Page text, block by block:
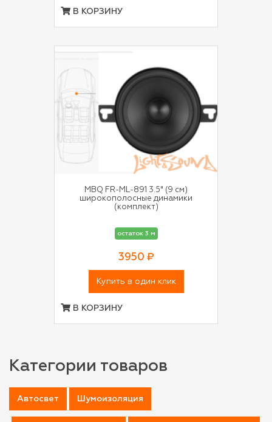
В КОРЗИНУ
MBQ FR-ML-891 3.5" (9 см)
широкополосные динамики
(комплект)
остаток 3 м
3950 ₽
Купить в один клик
В КОРЗИНУ
Категории товаров
Автосвет Шумоизоляция